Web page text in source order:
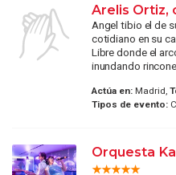
Arelis Ortiz,
Angel tibio el de
cotidiano en su
Libre donde el
inundando
Actúa en:Madrid,
Tipos de evento:
Orquesta